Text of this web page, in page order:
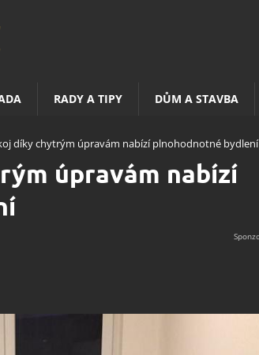
RADY A TIPY DŮM A STAVBA
díky chytrým úpravám nabízí plnohodnotné bydlení
úpravám nabízí